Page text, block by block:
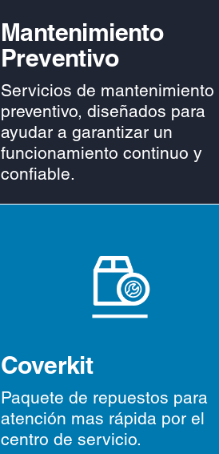
Mantenimiento
Preventivo
Servicios de mantenimiento
preventivo, diseñados para
ayudar a garantizar un
funcionamiento continuo y
confiable.
Coverkit
Paquete de repuestos para
atención mas rápida por el
centro de servicio.